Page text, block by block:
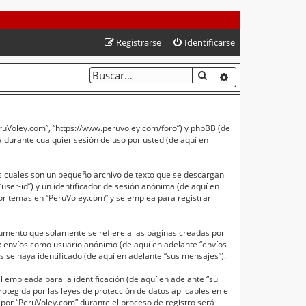
Identificarse
Registrarse
BUSCAR
“https://www.peruvoley.com/foro”) y phpBB (de
durante cualquier sesión de uso por usted (de aquí en
son un pequeño archivo de texto que se descargan
id”) y un identificador de sesión anónima (de aquí en
en “PeruVoley.com” y se emplea para registrar
que solamente se refiere a las páginas creadas por
como usuario anónimo (de aquí en adelante “envíos
haya identificado (de aquí en adelante “sus mensajes”).
para la identificación (de aquí en adelante “su
por las leyes de protección de datos aplicables en el
“PeruVoley.com” durante el proceso de registro será